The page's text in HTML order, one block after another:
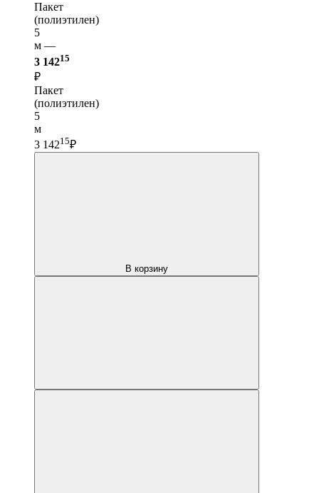
Пакет
(полиэтилен)
5
м —
3 14215
₽
Пакет
(полиэтилен)
5
м
3 14215₽
В корзину